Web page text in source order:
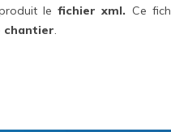
lefichier xml. Ce
chantier